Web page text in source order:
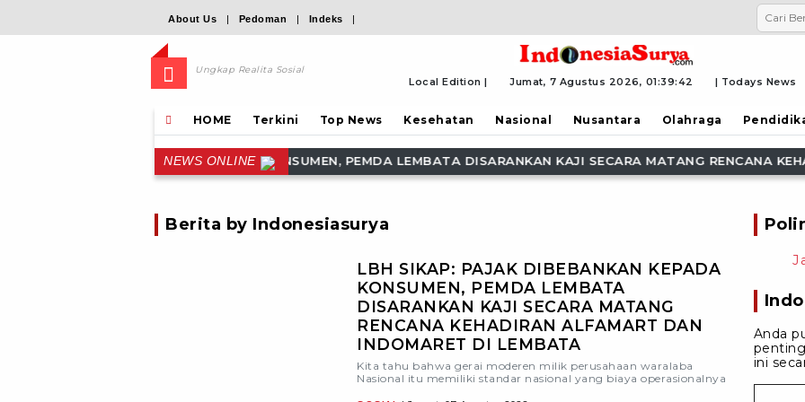
About Us | Pedoman | Indeks |
Ungkap Realita Sosial
Local Edition |
Jumat, 7 Agustus 2026, 01:39:44 | Todays News
HOME Terkini Top News Kesehatan Nasional Nusantara Olahraga
NEWS ONLINE
KEPADA KONSUMEN, PEMDA LEMBATA DISARANKAN KAJI SECARA MATANG RENCANA KEHADIRAN ALFAMART DAN
Berita by Indonesiasurya
LBH SIKAP: PAJAK DIBEBANKAN KEPADA
KONSUMEN, PEMDA LEMBATA
DISARANKAN KAJI SECARA MATANG
RENCANA KEHADIRAN ALFAMART DAN
INDOMARET DI LEMBATA
Kita tahu bahwa gerai moderen milik perusahaan waralaba
Nasional itu memiliki standar nasional yang biaya operasionalnya
Anda
ini